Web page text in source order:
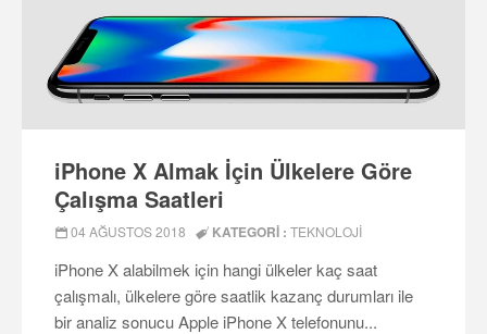
iPhone X Almak İçin Ülkelere Göre
Çalışma Saatleri
04 AĞUSTOS 2018 KATEGORI : TEKNOLOJI
iPhone X alabilmek için hangi ülkeler kaç saat
çalışmalı, ülkelere göre saatlik kazanç durumları ile
bir analiz sonucu Apple iPhone X telefonunu...